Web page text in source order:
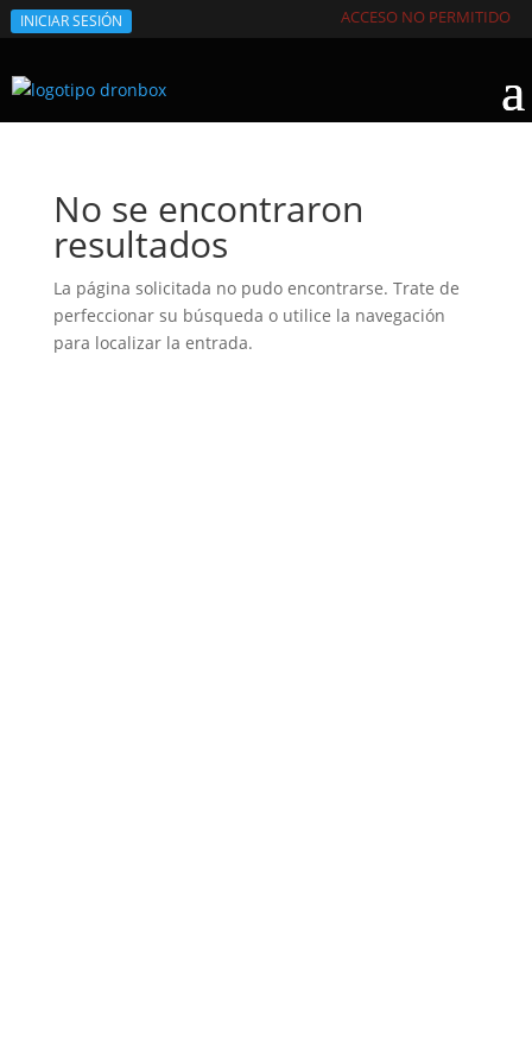
INICIAR SESIÓN ACCESO NO PERMITIDO
No se encontraron
resultados
La página solicitada no pudo encontrarse. Trate de
perfeccionar su búsqueda o utilice la navegación
para localizar la entrada.